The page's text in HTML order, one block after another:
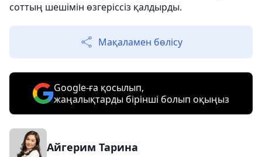
соттың шешімін өзгеріссіз қалдырды.
Мақаламен бөлісу
Google-ға қосылып,
жаңалықтарды бірінші болып оқыңыз
Айгерим Тарина